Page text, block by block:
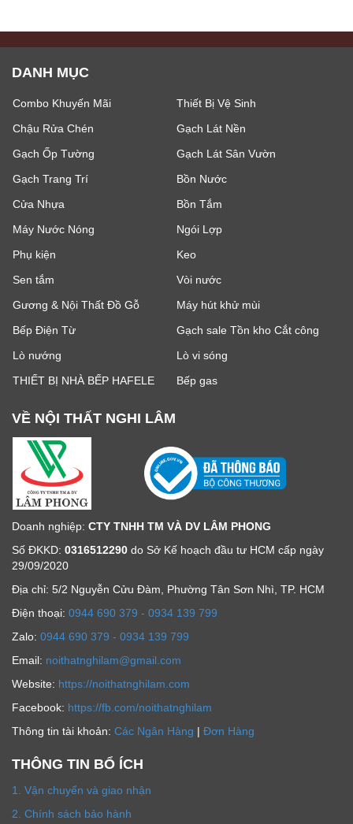
DANH MỤC
Combo Khuyến Mãi
Thiết Bị Vệ Sinh
Chậu Rửa Chén
Gạch Lát Nền
Gạch Ốp Tường
Gạch Lát Sân Vườn
Gạch Trang Trí
Bồn Nước
Cửa Nhựa
Bồn Tắm
Máy Nước Nóng
Ngói Lợp
Phụ kiện
Keo
Sen tắm
Vòi nước
Gương & Nội Thất Đồ Gỗ
Máy hút khử mùi
Bếp Điện Từ
Gạch sale Tồn kho Cắt công
Lò nướng
Lò vi sóng
THIẾT BỊ NHÀ BẾP HAFELE
Bếp gas
VỀ NỘI THẤT NGHI LÂM
Doanh nghiệp: CTY TNHH TM VÀ DV LÂM PHONG
Số ĐKKD: 0316512290 do Sở Kế hoạch đầu tư HCM cấp ngày
29/09/2020
Địa chỉ: 5/2 Nguyễn Cửu Đàm, Phường Tân Sơn Nhì, TP. HCM
Ðiện thoại: 0944 690 379 - 0934 139 799
Zalo: 0944 690 379 - 0934 139 799
Email: noithatnghilam@gmail.com
Website: https://noithatnghilam.com
Facebook: https://fb.com/noithatnghilam
Thông tin tài khoản: Các Ngân Hàng | Đơn Hàng
THÔNG TIN BỔ ÍCH
1. Vận chuyển và giao nhận
2. Chính sách bảo hành